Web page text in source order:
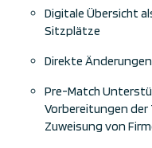
Digitale Übersicht
Sitzplätze
Direkte
Pre-Match
Vorbereitungen
Zuweisung von